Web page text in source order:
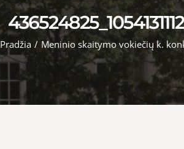
Pradžia / Meninio skaitymo vokiečių k.